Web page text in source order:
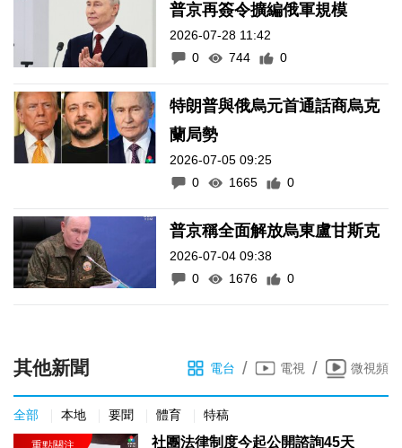
普京再簽令擴編俄軍規模
2026-07-28 11:42
0
744 0
特朗普與俄烏元首通話商烏克
蘭局勢
2026-07-05 09:25
0
1665 0
普京稱全面解放烏東盧甘斯克
2026-07-04 09:38
0
1676 0
其他新聞 電台 / 電視 / 微視頻
全部 本地 要聞 體育 特稿
社團法律制度今起公開諮詢45天